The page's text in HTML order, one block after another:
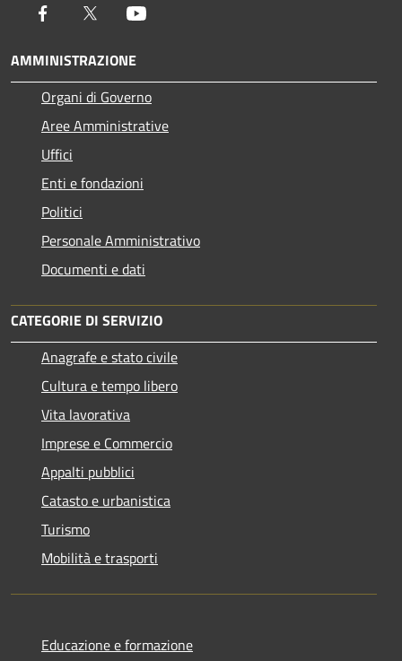
Facebook Twitter
AMMINISTRAZIONE
Organi di Governo
Aree Amministrative
Uffici
Enti e fondazioni
Politici
Personale Amministrativo
Documenti e dati
CATEGORIE DI SERVIZIO
Anagrafe e stato civile
Cultura e tempo libero
Vita lavorativa
Imprese e Commercio
Appalti pubblici
Catasto e urbanistica
Turismo
Mobilità e trasporti
Educazione e formazione